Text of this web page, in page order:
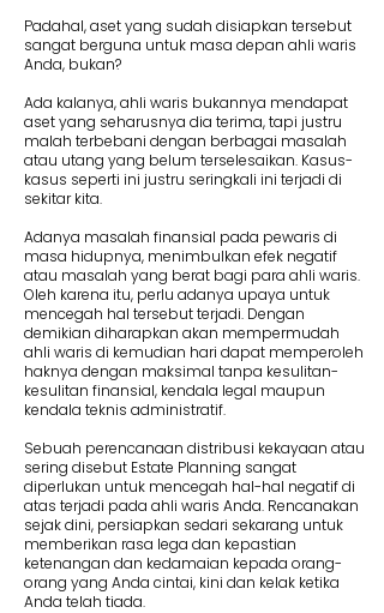
Padahal, aset yang sudah disiapkan tersebut
sangat berguna untuk masa depan ahli waris
Anda, bukan?
Ada kalanya, ahli waris bukannya mendapat
aset yang seharusnya dia terima, tapi justru
malah terbebani dengan berbagai masalah
atau utang yang belum terselesaikan. Kasus-
kasus seperti ini justru seringkali ini terjadi di
sekitar kita.
Adanya masalah finansial pada pewaris di
masa hidupnya, menimbulkan efek negatif
atau masalah yang berat bagi para ahli waris.
Oleh karena itu, perlu adanya upaya untuk
mencegah hal tersebut terjadi. Dengan
demikian diharapkan akan mempermudah
ahli waris di kemudian hari dapat memperoleh
haknya dengan maksimal tanpa kesulitan-
kesulitan finansial, kendala legal maupun
kendala teknis administratif.
Sebuah perencanaan distribusi kekayaan atau
sering disebut Estate Planning sangat
diperlukan untuk mencegah hal-hal negatif di
atas terjadi pada ahli waris Anda. Rencanakan
sejak dini, persiapkan sedari sekarang untuk
memberikan rasa lega dan kepastian
ketenangan dan kedamaian kepada orang-
orang yang Anda cintai, kini dan kelak ketika
Anda telah tiada.